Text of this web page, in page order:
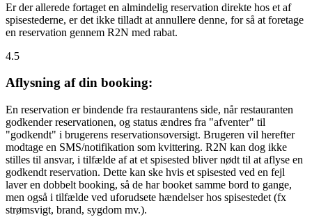
Er der allerede fortaget en almindelig reservation direkte hos et af
spisestederne, er det ikke tilladt at annullere denne, for så at foretage
en reservation gennem R2N med rabat.
4.5
Aflysning af din booking:
En reservation er bindende fra restaurantens side, når restauranten
godkender reservationen, og status ændres fra "afventer" til
"godkendt" i brugerens reservationsoversigt. Brugeren vil herefter
modtage en SMS/notifikation som kvittering. R2N kan dog ikke
stilles til ansvar, i tilfælde af at et spisested bliver nødt til at aflyse en
godkendt reservation. Dette kan ske hvis et spisested ved en fejl
laver en dobbelt booking, så de har booket samme bord to gange,
men også i tilfælde ved uforudsete hændelser hos spisestedet (fx
strømsvigt, brand, sygdom mv.).